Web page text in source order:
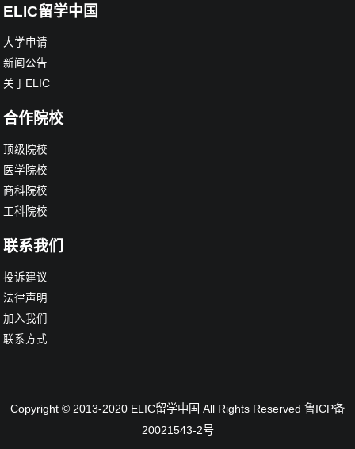
ELIC留学中国
大学申请
新闻公告
关于ELIC
合作院校
顶级院校
医学院校
商科院校
工科院校
联系我们
投诉建议
法律声明
加入我们
联系方式
Copyright © 2013-2020 ELIC留学中国 All Rights Reserved 鲁ICP备
20021543-2号